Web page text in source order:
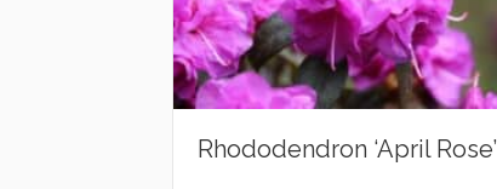
Rhododendron ‘April Rose’